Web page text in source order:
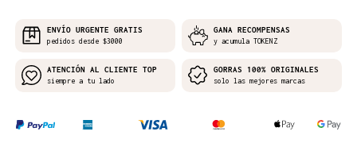
ENVÍO URGENTE GRATIS
pedidos desde $3000
GANA RECOMPENSAS
y acumula TOKENZ
ATENCIÓN AL CLIENTE TOP
siempre a tu lado
GORRAS 100% ORIGINALES
solo las mejores marcas